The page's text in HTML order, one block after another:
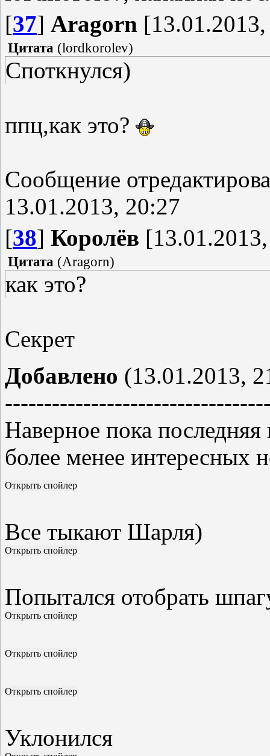
[37] Aragorn
Цитата (lordkorolev)
Споткнулся)
ппц,как это?
Сообщение
13.01.2013, 20:27
[38] Королёв
Цитата (Aragorn)
как это?
Секрет
Добавлено (13.01.2013,
Наверное пока
более менее интересных
Все тыкают Шарля)
Попытался отобрать
Уклонился